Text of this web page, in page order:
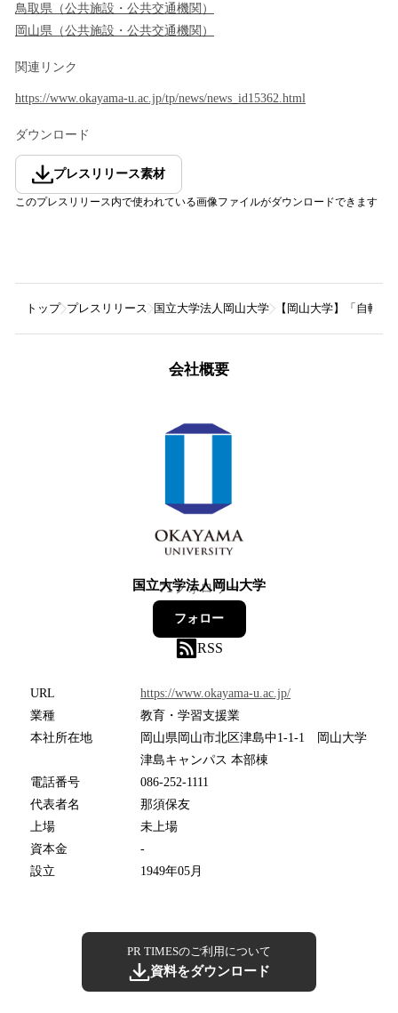
鳥取県 （公共施設・公共交通機関 ）
岡山県 （公共施設・公共交通機関 ）
関連リンク
https://www.okayama-u.ac.jp/tp/news/news_id15362.html
ダウンロード
プレスリリース素材
このプレスリリース内で使われている画像ファイルがダウンロードできます
トップ プレスリリース 国立大学法人岡山大学 【岡山大学】「自転
会社概要
国立大学法人岡山大学
71フォロワー
フォロー
RSS
URL
https://www.okayama-u.ac.jp/
業種
教育・学習支援業
本社所在地
岡山県岡山市北区津島中1-1-1 岡山大学
津島キャンパス 本部棟
電話番号
086-252-1111
代表者名
那須保友
上場
未上場
資本金
-
設立
1949年05月
PR TIMESのご利用について
資料をダウンロード